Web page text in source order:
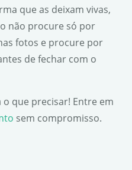
que as deixam vivas,
não procure só por
fotos e procure por
de fechar com o
que precisar! Entre em
sem compromisso.